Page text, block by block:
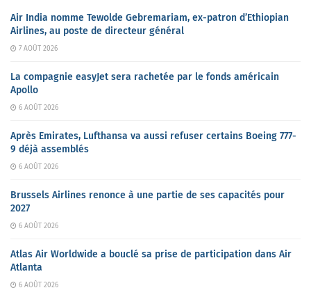
Air India nomme Tewolde Gebremariam, ex-patron d’Ethiopian
Airlines, au poste de directeur général
7 AOÛT 2026
La compagnie easyJet sera rachetée par le fonds américain
Apollo
6 AOÛT 2026
Après Emirates, Lufthansa va aussi refuser certains Boeing 777-
9 déjà assemblés
6 AOÛT 2026
Brussels Airlines renonce à une partie de ses capacités pour
2027
6 AOÛT 2026
Atlas Air Worldwide a bouclé sa prise de participation dans Air
Atlanta
6 AOÛT 2026